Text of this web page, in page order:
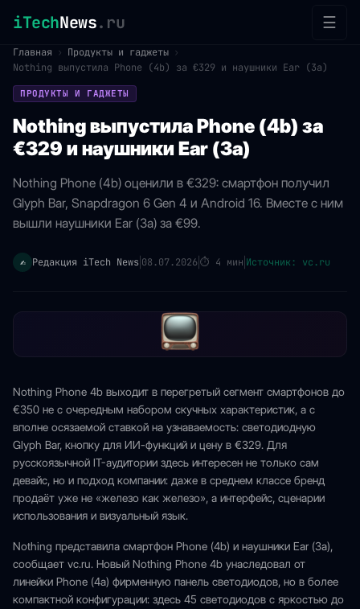
iTechNews.ru ☰
Главная › Продукты и гаджеты ›
Nothing выпустила Phone (4b) за €329 и наушники Ear (3a)
ПРОДУКТЫ И ГАДЖЕТЫ
Nothing выпустила Phone (4b) за
€329 и наушники Ear (3a)
Nothing Phone (4b) оценили в €329: смартфон получил
Glyph Bar, Snapdragon 6 Gen 4 и Android 16. Вместе с ним
вышли наушники Ear (3a) за €99.
✍️ Редакция iTech News 08.07.2026⏱ 4 мин Источник: vc.ru
Nothing Phone 4b выходит в перегретый сегмент смартфонов до
€350 не с очередным набором скучных характеристик, а с
вполне осязаемой ставкой на узнаваемость: светодиодную
Glyph Bar, кнопку для ИИ-функций и цену в €329. Для
русскоязычной IT-аудитории здесь интересен не только сам
девайс, но и подход компании: даже в среднем классе бренд
продаёт уже не «железо как железо», а интерфейс, сценарии
использования и визуальный язык.
Nothing представила смартфон Phone (4b) и наушники Ear (3a),
сообщает vc.ru. Новый Nothing Phone 4b унаследовал от
линейки Phone (4a) фирменную панель светодиодов, но в более
компактной конфигурации: здесь 45 светодиодов с яркостью до